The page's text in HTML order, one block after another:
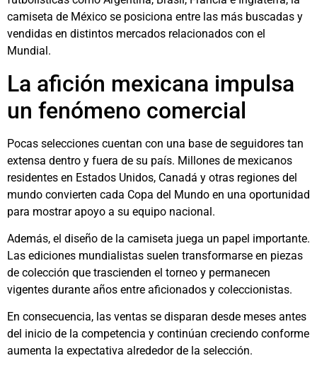
camiseta de México se posiciona entre las más buscadas y
vendidas en distintos mercados relacionados con el
Mundial.
La afición mexicana impulsa
un fenómeno comercial
Pocas selecciones cuentan con una base de seguidores tan
extensa dentro y fuera de su país. Millones de mexicanos
residentes en Estados Unidos, Canadá y otras regiones del
mundo convierten cada Copa del Mundo en una oportunidad
para mostrar apoyo a su equipo nacional.
Además, el diseño de la camiseta juega un papel importante.
Las ediciones mundialistas suelen transformarse en piezas
de colección que trascienden el torneo y permanecen
vigentes durante años entre aficionados y coleccionistas.
En consecuencia, las ventas se disparan desde meses antes
del inicio de la competencia y continúan creciendo conforme
aumenta la expectativa alrededor de la selección.